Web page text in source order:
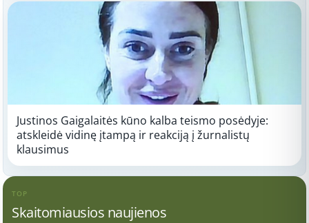
Justinos Gaigalaitės kūno kalba teismo posėdyje:
atskleidė vidinę įtampą ir reakciją į žurnalistų
klausimus
TOP
Skaitomiausios naujienos